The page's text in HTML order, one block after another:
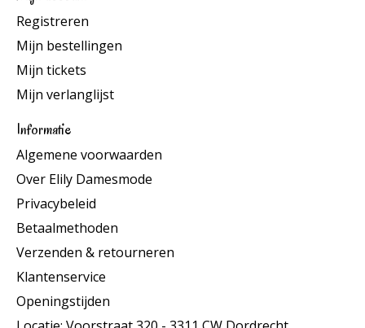
Registreren
Mijn bestellingen
Mijn tickets
Mijn verlanglijst
Informatie
Algemene voorwaarden
Over Elily Damesmode
Privacybeleid
Betaalmethoden
Verzenden & retourneren
Klantenservice
Openingstijden